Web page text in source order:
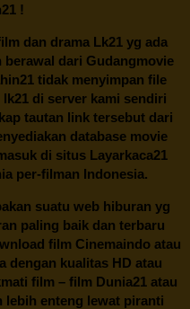
!
dan dramaLk21yg ada
dari Gudangmovie
tidak menyimpan file
di server kami sendiri
tautan link tersebut dari
database movie
di situs Layarkaca21
per-filman Indonesia.
suatu web hiburan yg
paling baik dan terbaru
film Cinemaindo atau
dengan kualitas HD atau
film – film Dunia21 atau
lebih enteng lewat piranti